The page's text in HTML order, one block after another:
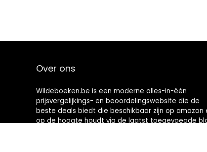
Over ons
Wildeboeken.be is een moderne alles-in-één
prijsvergelijkings- en beoordelingswebsite die de
beste deals biedt die beschikbaar zijn op amazon
op de hoogte houdt via de laatst toegevoegde